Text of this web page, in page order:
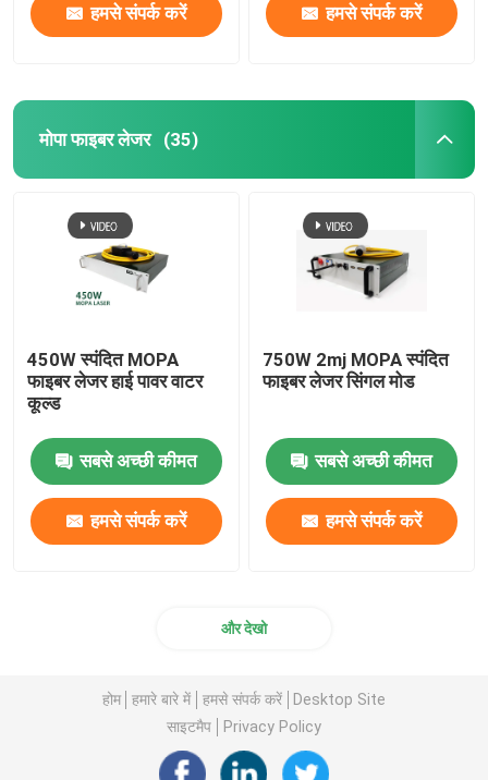
हमसे संपर्क करें हमसे संपर्क करें
मोपा फाइबर लेजर (35)
450W स्पंदित MOPA
फाइबर लेजर हाई पावर वाटर
कूल्ड
सबसे अच्छी कीमत
हमसे संपर्क करें
750W 2mj MOPA स्पंदित
फाइबर लेजर सिंगल मोड
सबसे अच्छी कीमत
हमसे संपर्क करें
और देखो
होम हमारे बारे में हमसे संपर्क करें
Desktop Site
साइटमैप
Privacy Policy